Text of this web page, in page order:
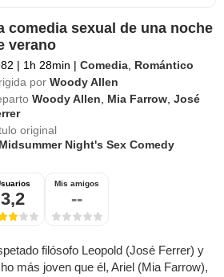
comedia sexual de una noche
verano
| 1h 28min | Comedia Romántico
por Woody Allen
Woody Allen Mia Farrow ,José
original
Night's Sex Comedy
3,2
Mis amigos
--
filósofo Leopold (José Ferrer) y
más joven que él, Ariel (Mia Farrow),